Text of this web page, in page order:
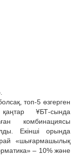
топ-5 өзгерген
ҰБТ-сында
комбинациясы
Екінші орында
«шығармашылық
– 10% және